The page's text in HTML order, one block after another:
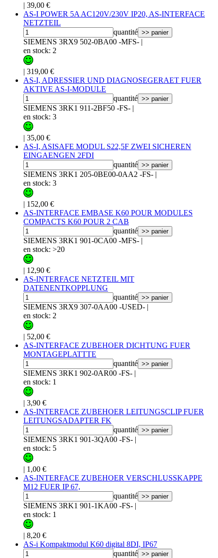
| 39,00 €
AS-I POWER 5A AC120V/230V IP20, AS-INTERFACE
NETZTEIL
quantité >> panier
SIEMENS 3RX9 502-0BA00 -MFS- |
en stock: 2
| 319,00 €
AS-I, ADRESSIER UND DIAGNOSEGERAET FUER
AKTIVE AS-I-MODULE
quantité >> panier
SIEMENS 3RK1 911-2BF50 -FS- |
en stock: 3
| 35,00 €
AS-I, ASISAFE MODUL S22,5F ZWEI SICHEREN
EINGAENGEN 2FDI
quantité >> panier
SIEMENS 3RK1 205-0BE00-0AA2 -FS- |
en stock: 3
| 152,00 €
AS-INTERFACE EMBASE K60 POUR MODULES
COMPACTS K60 POUR 2 CAB
quantité >> panier
SIEMENS 3RK1 901-0CA00 -MFS- |
en stock: >20
| 12,90 €
AS-INTERFACE NETZTEIL MIT
DATENENTKOPPLUNG
quantité >> panier
SIEMENS 3RX9 307-0AA00 -USED- |
en stock: 2
| 52,00 €
AS-INTERFACE ZUBEHOER DICHTUNG FUER
MONTAGEPLATTTE
quantité >> panier
SIEMENS 3RK1 902-0AR00 -FS- |
en stock: 1
| 3,90 €
AS-INTERFACE ZUBEHOER LEITUNGSCLIP FUER
LEITUNGSADAPTER FK
quantité >> panier
SIEMENS 3RK1 901-3QA00 -FS- |
en stock: 5
| 1,00 €
AS-INTERFACE ZUBEHOER VERSCHLUSSKAPPE
M12 FUER IP 67,
quantité >> panier
SIEMENS 3RK1 901-1KA00 -FS- |
en stock: 1
| 8,20 €
AS-i Kompaktmodul K60 digital 8DI, IP67
quantité >> panier